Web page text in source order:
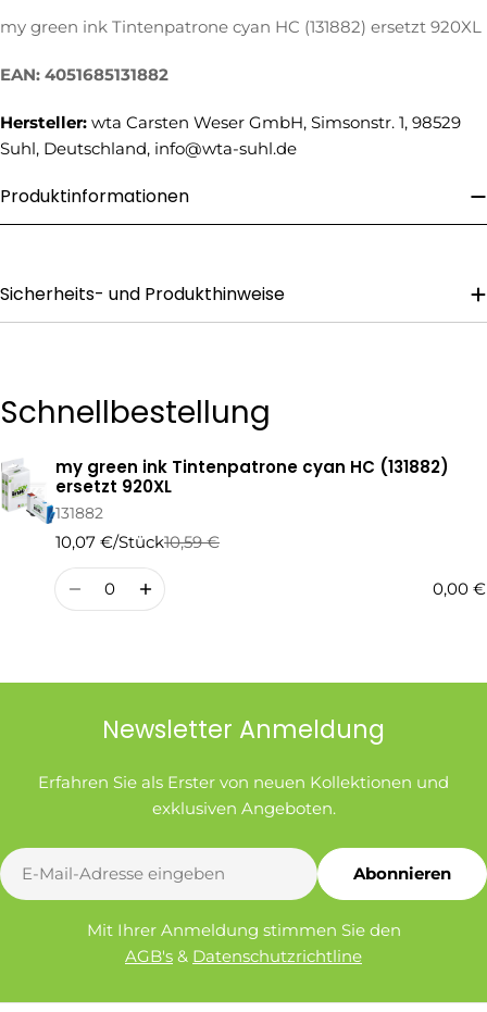
Ihre
E-
Ihre
Nachricht
Frage Senden
my green ink Tintenpatrone cyan HC (131882) ersetzt 920XL
EAN: 4051685131882
Hersteller: wta Carsten Weser GmbH, Simsonstr. 1, 98529
Suhl, Deutschland, info@wta-suhl.de
Produktinformationen
Sicherheits- und Produkthinweise
Schnellbestellung
Ihr
Warenkorb
my green ink Tintenpatrone cyan HC (131882)
ersetzt 920XL
131882
10,07 €/Stück
Regulärer
Preis
10,59 €
Verkaufspreis
Menge
0,00 €
Newsletter Anmeldung
Erfahren Sie als Erster von neuen Kollektionen und
exklusiven Angeboten.
E-
Mail
Abonnieren
Mit Ihrer Anmeldung stimmen Sie den
AGB's & Datenschutzrichtline